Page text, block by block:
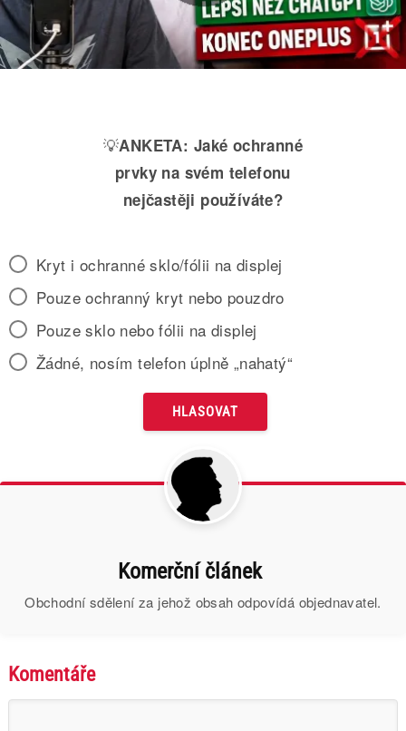
💡ANKETA: Jaké ochranné
prvky na svém telefonu
nejčastěji používáte?
Kryt i ochranné sklo/fólii na displej
Pouze ochranný kryt nebo pouzdro
Pouze sklo nebo fólii na displej
Žádné, nosím telefon úplně „nahatý“
Komerční článek
Obchodní sdělení za jehož obsah odpovídá objednavatel.
Komentáře